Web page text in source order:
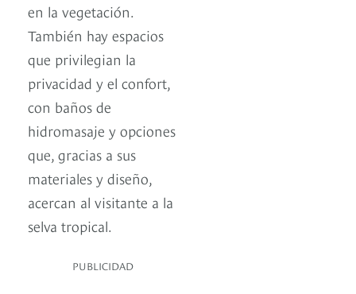
en la vegetación.
También hay espacios
que privilegian la
privacidad y el confort,
con baños de
hidromasaje y opciones
que, gracias a sus
materiales y diseño,
acercan al visitante a la
selva tropical.
PUBLICIDAD